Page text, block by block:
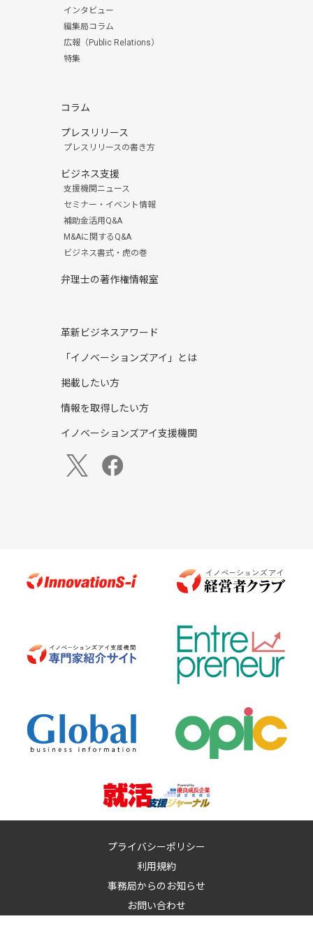
インタビュー
編集局コラム
広報（Public Relations）
特集
コラム
プレスリリース
プレスリリースの書き方
ビジネス支援
支援機関ニュース
セミナー・イベント情報
補助金活用Q&A
M&Aに関するQ&A
ビジネス書式・虎の巻
弁理士の著作権情報室
革新ビジネスアワード
「イノベーションズアイ」とは
掲載したい方
情報を取得したい方
イノベーションズアイ支援機関
プライバシーポリシー
利用規約
事務局からのお知らせ
お問い合わせ